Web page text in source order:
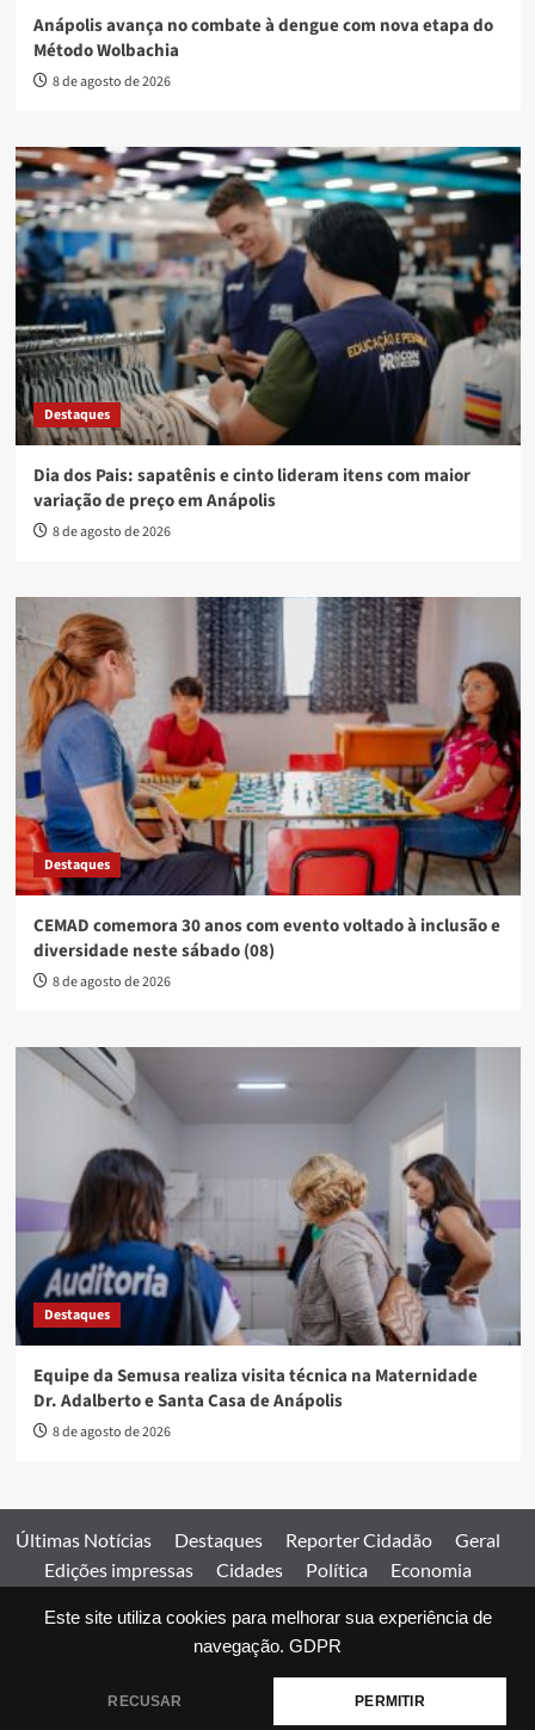
Este site utiliza cookies para melhorar sua experiência de
navegação. GDPR
RECUSAR PERMITIR
Anápolis avança no combate à dengue com nova etapa do
Método Wolbachia
8 de agosto de 2026
Destaques
Dia dos Pais: sapatênis e cinto lideram itens com maior
variação de preço em Anápolis
8 de agosto de 2026
Destaques
CEMAD comemora 30 anos com evento voltado à inclusão e
diversidade neste sábado (08)
8 de agosto de 2026
Destaques
Equipe da Semusa realiza visita técnica na Maternidade
Dr. Adalberto e Santa Casa de Anápolis
8 de agosto de 2026
Últimas Notícias Destaques Reporter Cidadão
Geral
Edições impressas
Cidades Política
Economia
Comercial
Edições impressas Expediente Home
© 2026 Jornal Estado de Goiás. Todos os direitos reservados.